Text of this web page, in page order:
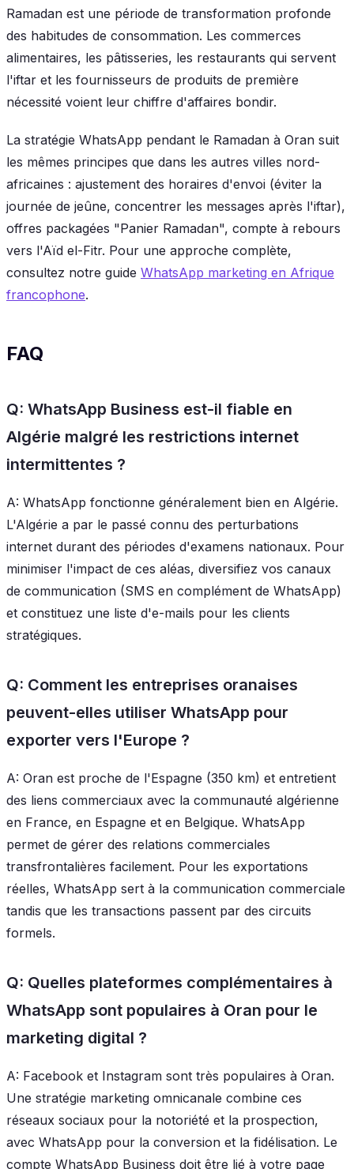
Ramadan est une période de transformation profonde
des habitudes de consommation. Les commerces
alimentaires, les pâtisseries, les restaurants qui servent
l'iftar et les fournisseurs de produits de première
nécessité voient leur chiffre d'affaires bondir.
La stratégie WhatsApp pendant le Ramadan à Oran suit
les mêmes principes que dans les autres villes nord-
africaines : ajustement des horaires d'envoi (éviter la
journée de jeûne, concentrer les messages après l'iftar),
offres packagées "Panier Ramadan", compte à rebours
vers l'Aïd el-Fitr. Pour une approche complète,
consultez notre guide WhatsApp marketing en Afrique
francophone.
FAQ
Q: WhatsApp Business est-il fiable en
Algérie malgré les restrictions internet
intermittentes ?
A: WhatsApp fonctionne généralement bien en Algérie.
L'Algérie a par le passé connu des perturbations
internet durant des périodes d'examens nationaux. Pour
minimiser l'impact de ces aléas, diversifiez vos canaux
de communication (SMS en complément de WhatsApp)
et constituez une liste d'e-mails pour les clients
stratégiques.
Q: Comment les entreprises oranaises
peuvent-elles utiliser WhatsApp pour
exporter vers l'Europe ?
A: Oran est proche de l'Espagne (350 km) et entretient
des liens commerciaux avec la communauté algérienne
en France, en Espagne et en Belgique. WhatsApp
permet de gérer des relations commerciales
transfrontalières facilement. Pour les exportations
réelles, WhatsApp sert à la communication commerciale
tandis que les transactions passent par des circuits
formels.
Q: Quelles plateformes complémentaires à
WhatsApp sont populaires à Oran pour le
marketing digital ?
A: Facebook et Instagram sont très populaires à Oran.
Une stratégie marketing omnicanale combine ces
réseaux sociaux pour la notoriété et la prospection,
avec WhatsApp pour la conversion et la fidélisation. Le
compte WhatsApp Business doit être lié à votre page